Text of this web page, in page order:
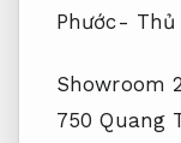
Phước-
Showroom
750 Quang